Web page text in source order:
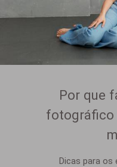
Por que
fotográfico
Dicas para os